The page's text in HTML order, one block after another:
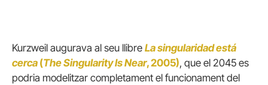
Kurzweil augurava al seu llibre La singularidad está
cerca (The Singularity Is Near, 2005), que el 2045 es
podria modelitzar completament el funcionament del